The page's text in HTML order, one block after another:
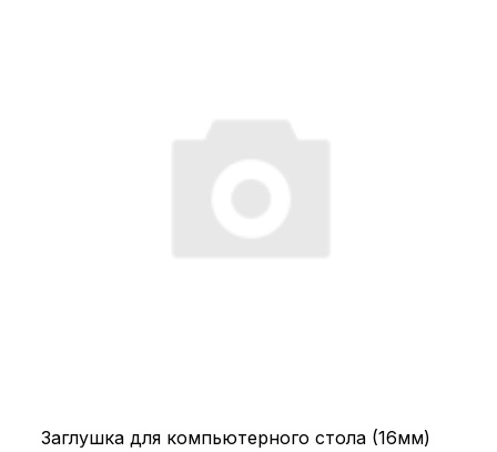
Заглушка для компьютерного стола (16мм)